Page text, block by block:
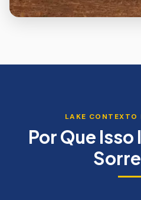
LAKE CONTEXTO
Por Que